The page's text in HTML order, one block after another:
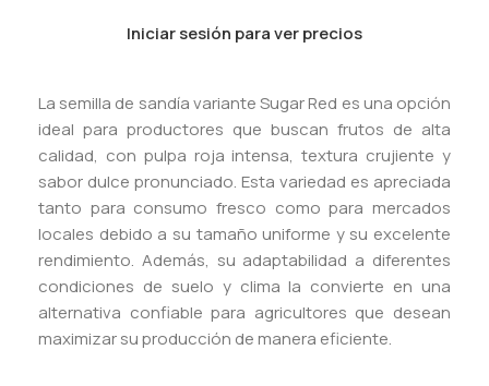
Iniciar sesión para ver precios
La semilla de sandía variante Sugar Red es una opción
ideal para productores que buscan frutos de alta
calidad, con pulpa roja intensa, textura crujiente y
sabor dulce pronunciado. Esta variedad es apreciada
tanto para consumo fresco como para mercados
locales debido a su tamaño uniforme y su excelente
rendimiento. Además, su adaptabilidad a diferentes
condiciones de suelo y clima la convierte en una
alternativa confiable para agricultores que desean
maximizar su producción de manera eficiente.